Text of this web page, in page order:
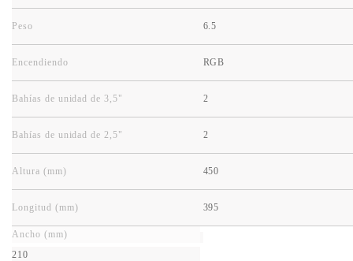
Peso 6.5
Encendiendo RGB
Bahías de unidad de 3,5" 2
Bahías de unidad de 2,5" 2
Altura (mm) 450
Longitud (mm) 395
Ancho (mm)
210